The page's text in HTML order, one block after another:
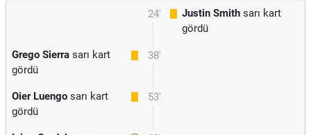
24' Justin Smith sarı kart
gördü
38'
Grego Sierra sarı kart
gördü
53'
Oier Luengo sarı kart
gördü